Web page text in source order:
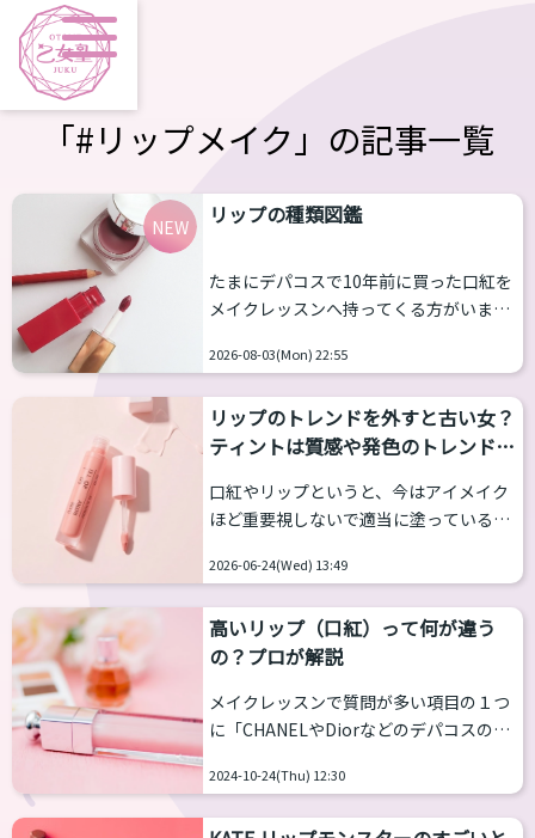
「#リップメイク」の記事一覧
NEW リップの種類図鑑
たまにデパコスで10年前に買った口紅を
メイクレッスンへ持ってくる方がいま
すが、使えたとしても、リップはとんで
もなくトレンドの切り替えが早くて、種
類もたくさんあります。 今はシアーな発
色のティントやグロスにリップペンシル
使ったうるつやリップが人気です。 と言
われて呪文のように感じたら下記を見て
ください。あなたは何個知ってた？ 成分
で分ける 普通の口紅 顔料でできていま
す。つまり、唇の上に色がのるだけなの
で、飲み物...
2026-08-03(Mon) 22:55
リップのトレンドを外すと古い女？
ティントは質感や発色のトレンドを
口紅やリップというと、今はアイメイク
ほど重要視しないで適当に塗っている人
りますが、個人の好みによるところも大
きいです。 ですが、この時に大事なこと
が１つあります。それは質感、次いで発
色です。 現在の主流はリップティントと
につかないとされるリップです。 このト
レンドが1-2年周期で目まぐるしく動い
ていて、細かな質感の違いは3-6か月単
位で変わっています。流行に合わせるよ
うに同じ会社がリップの新商品を毎年何
2026-06-24(Wed) 13:49
高いリップ（口紅）って何が違う
の？プロが解説
メイクレッスンで質問が多い項目の１つ
に「CHANELやDiorなどのデパコスのリ
の？」という質問があります。 ベースメ
イクの違いは何となく肌感覚でわかるも
2024-10-24(Thu) 12:30